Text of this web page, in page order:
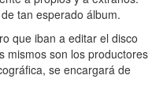
tan esperado álbum.
que iban a editar el disco
mismos son los productores
se encargará de